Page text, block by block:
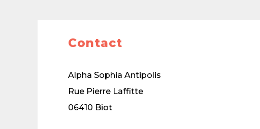
Contact
Alpha Sophia Antipolis
Rue Pierre Laffitte
06410 Biot